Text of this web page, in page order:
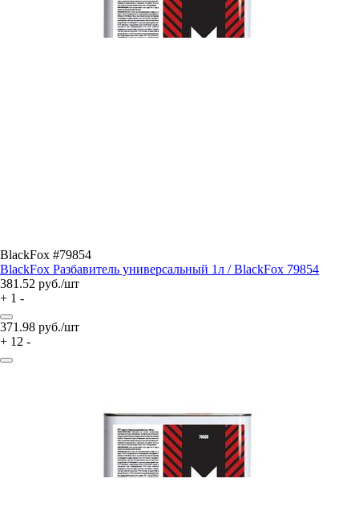
BlackFox #79854
BlackFox Разбавитель универсальный 1л / BlackFox 79854
381.52 руб./шт
+ 1 -
371.98 руб./шт
+ 12 -